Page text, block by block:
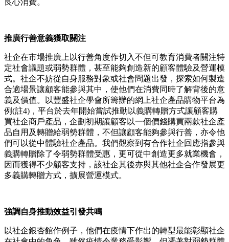
良心消費。
推廣行善意義獲取關注
社企在市場推廣上以行善角度作切入不但可教育消費者關注特
定社會議題或弱勢群體，甚至能夠創造新的顧客體驗及營運模
式。社企不妨從自身服務對象或社會問題出發，探索如何製造
合適場景讓顧客能參與其中，使他們在消費同時了解背後的意
義及價值。以豐盛社企學會所籌辦的網上社企產品購物平台為
例(註4)，平台於去年開始嘗試推動以義購轉贈方式讓顧客購
買社企商戶產品，企劃初期讓顧客以一個價錢購買兩款社企產
品自用及轉贈給弱勢群體，不但讓顧客能夠參與行善，亦令他
們可以從中體驗社企產品。我們觀察到有合作社企回應指參與
義購轉贈除了令弱勢群體受惠，更可從中創造更多就業機會，
因而獲得不少顧客支持，該社企其後亦與其他社企合作發展更
多義購轉贈方式，擴展營運模式。
強調自身推動效益引發共鳴
以社企銀杏館作例子，他們在疫情下作出的轉型最能彰顯社企